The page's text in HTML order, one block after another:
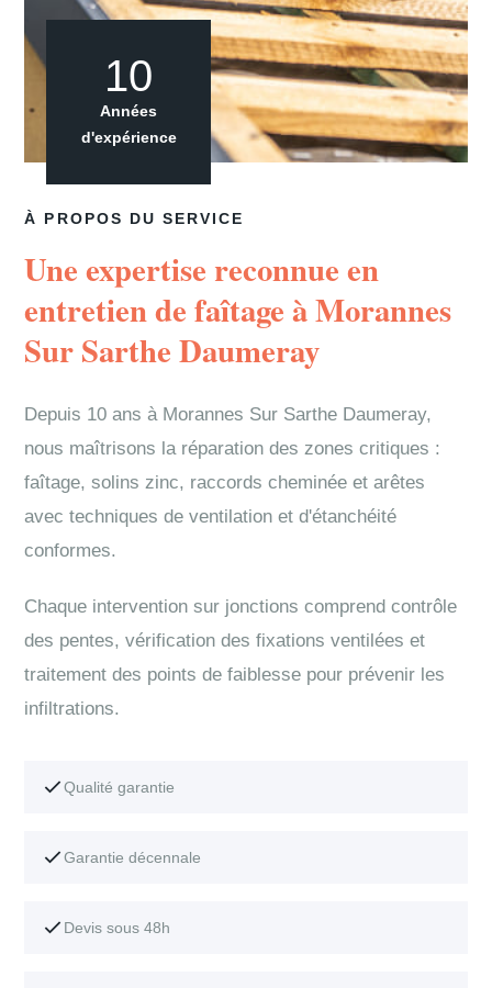
À PROPOS DU SERVICE
Une expertise reconnue en
entretien de faîtage à Morannes
Sur Sarthe Daumeray
Depuis 10 ans à Morannes Sur Sarthe Daumeray,
nous maîtrisons la réparation des zones critiques :
faîtage, solins zinc, raccords cheminée et arêtes
avec techniques de ventilation et d'étanchéité
conformes.
Chaque intervention sur jonctions comprend contrôle
des pentes, vérification des fixations ventilées et
traitement des points de faiblesse pour prévenir les
infiltrations.
Qualité garantie
Garantie décennale
Devis sous 48h
10
Années
d'expérience